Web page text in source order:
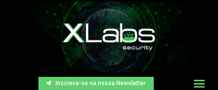
Inscreva-se na nossa Newsletter